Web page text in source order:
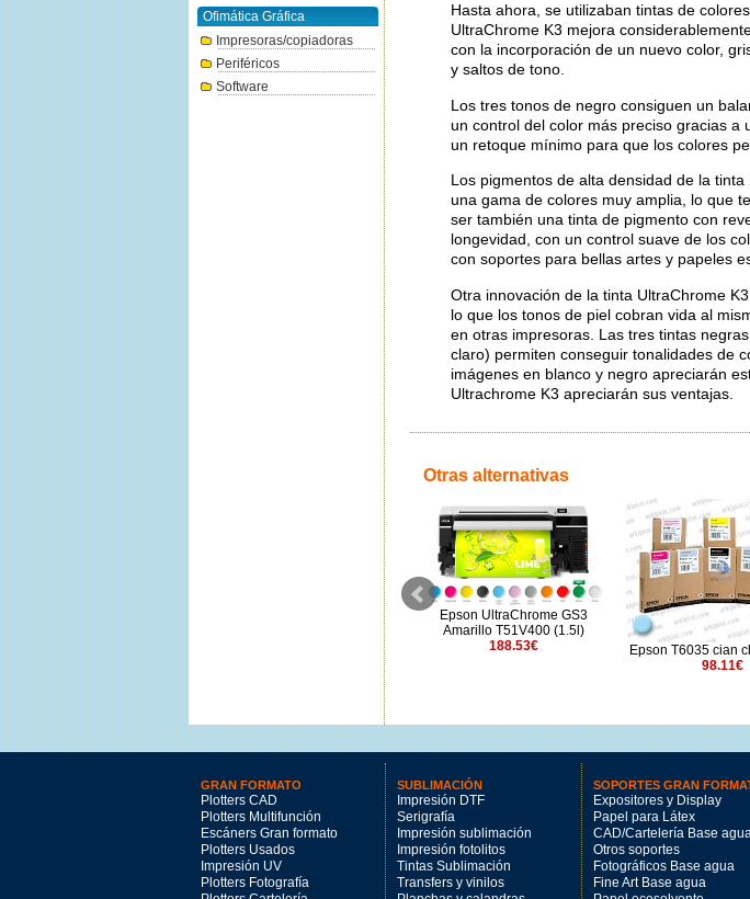
Ofimática Gráfica
Impresoras/copiadoras
Periféricos
Software
Hasta ahora, se utilizaban tintas de
UltraChrome K3 mejora
con la incorporación de un nuevo color,
y saltos de tono.
Los tres tonos de negro consiguen un
un control del color más preciso gracias a
un retoque mínimo para que los colores
Los pigmentos de alta densidad de la
una gama de colores muy amplia, lo que
ser también una tinta de pigmento con
longevidad, con un control suave de los
con soportes para bellas artes y papeles
Otra innovación de la tinta UltraChrome
lo que los tonos de piel cobran vida al
en otras impresoras. Las tres tintas
claro) permiten conseguir tonalidades de
imágenes en blanco y negro apreciarán
Ultrachrome K3 apreciarán sus ventajas.
Otras alternativas
Epson T54X3 magenta vivo
Epson UltraChrome GS3
Amarillo T51V400 (1.5l)
188.53€
Epson T6035 cian
98.11€
GRAN FORMATO
Plotters CAD
Plotters Multifunción
Escáners Gran formato
Plotters Usados
Impresión UV
Plotters Fotografía
SUBLIMACIÓN
Impresión DTF
Serigrafía
Impresión sublimación
Impresión fotolitos
Tintas Sublimación
Transfers y vinilos
SOPORTES GRAN
Expositores y Display
Papel para Látex
CAD/Cartelería Base agua
Otros soportes
Fotográficos Base agua
Fine Art Base agua